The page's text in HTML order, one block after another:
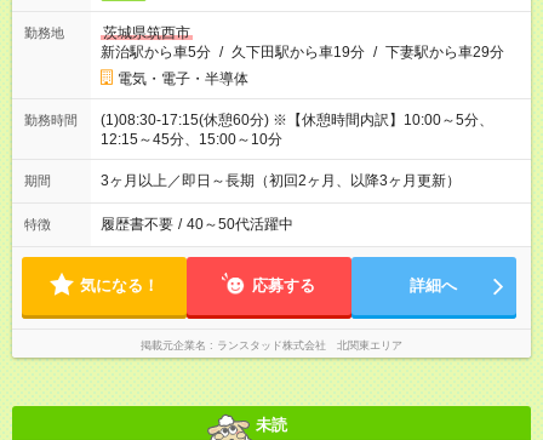
勤務地
茨城県筑西市
新治駅から車5分 / 久下田駅から車19分 / 下妻駅から車29分
電気・電子・半導体
勤務時間
(1)08:30-17:15(休憩60分) ※【休憩時間内訳】10:00～5分、
12:15～45分、15:00～10分
期間 3ヶ月以上／即日～長期（初回2ヶ月、以降3ヶ月更新）
特徴 履歴書不要 / 40～50代活躍中
気になる！ 応募する 詳細へ
掲載元企業名 ランスタッド株式会社 北関東エリア
未読